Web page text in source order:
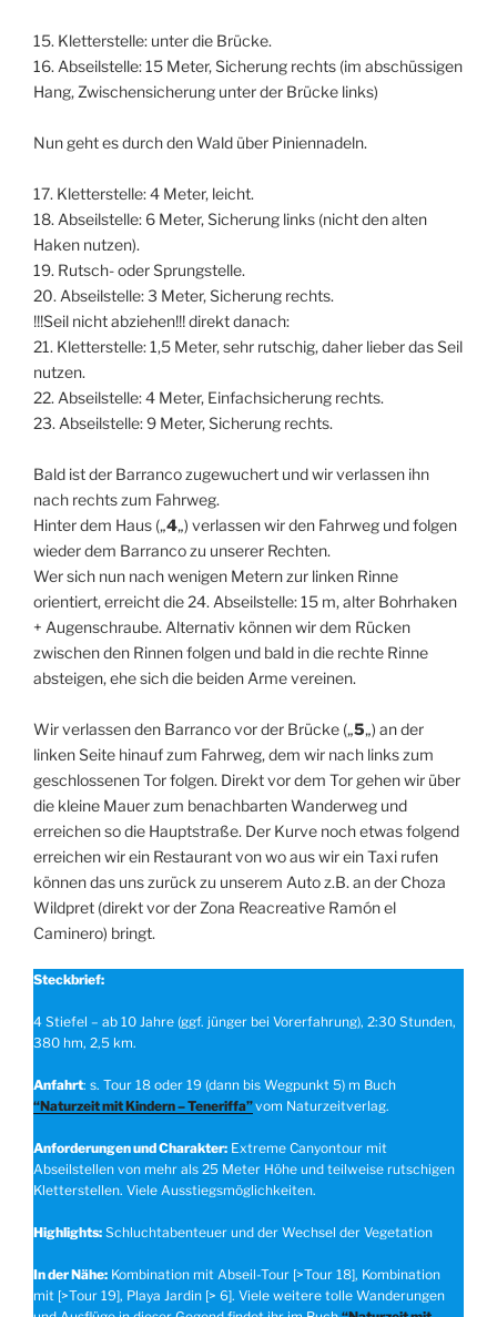
15. Kletterstelle: unter die Brücke.
16. Abseilstelle: 15 Meter, Sicherung rechts (im abschüssigen
Hang, Zwischensicherung unter der Brücke links)
Nun geht es durch den Wald über Piniennadeln.
17. Kletterstelle: 4 Meter, leicht.
18. Abseilstelle: 6 Meter, Sicherung links (nicht den alten
Haken nutzen).
19. Rutsch- oder Sprungstelle.
20. Abseilstelle: 3 Meter, Sicherung rechts.
!!!Seil nicht abziehen!!! direkt danach:
21. Kletterstelle: 1,5 Meter, sehr rutschig, daher lieber das Seil
nutzen.
22. Abseilstelle: 4 Meter, Einfachsicherung rechts.
23. Abseilstelle: 9 Meter, Sicherung rechts.
Bald ist der Barranco zugewuchert und wir verlassen ihn
nach rechts zum Fahrweg.
Hinter dem Haus („4„) verlassen wir den Fahrweg und folgen
wieder dem Barranco zu unserer Rechten.
Wer sich nun nach wenigen Metern zur linken Rinne
orientiert, erreicht die 24. Abseilstelle: 15 m, alter Bohrhaken
+ Augenschraube. Alternativ können wir dem Rücken
zwischen den Rinnen folgen und bald in die rechte Rinne
absteigen, ehe sich die beiden Arme vereinen.
Wir verlassen den Barranco vor der Brücke („5„) an der
linken Seite hinauf zum Fahrweg, dem wir nach links zum
geschlossenen Tor folgen. Direkt vor dem Tor gehen wir über
die kleine Mauer zum benachbarten Wanderweg und
erreichen so die Hauptstraße. Der Kurve noch etwas folgend
erreichen wir ein Restaurant von wo aus wir ein Taxi rufen
können das uns zurück zu unserem Auto z.B. an der Choza
Wildpret (direkt vor der Zona Reacreative Ramón el
Caminero) bringt.
Steckbrief:
4 Stiefel – ab 10 Jahre (ggf. jünger bei Vorerfahrung), 2:30 Stunden,
380 hm, 2,5 km.
Anfahrt: s. Tour 18 oder 19 (dann bis Wegpunkt 5) m Buch
“Naturzeit mit Kindern – Teneriffa”vom Naturzeitverlag.
Anforderungen und Charakter: Extreme Canyontour mit
Abseilstellen von mehr als 25 Meter Höhe und teilweise rutschigen
Kletterstellen. Viele Ausstiegsmöglichkeiten.
Highlights: Schluchtabenteuer und der Wechsel der Vegetation
In der Nähe: Kombination mit Abseil-Tour [>Tour 18], Kombination
mit [>Tour 19], Playa Jardin [> 6]. Viele weitere tolle Wanderungen